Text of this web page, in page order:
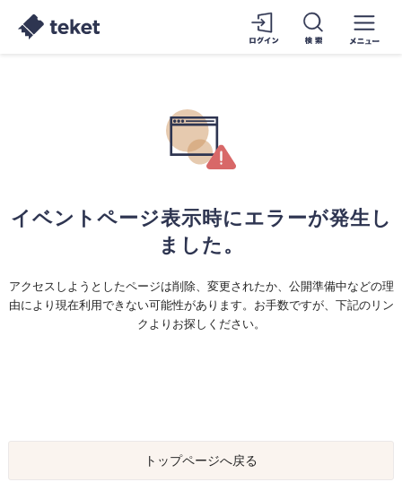
イベントページ表示時にエラーが発生し
ました。
アクセスしようとしたページは削除、変更されたか、公開準備中などの理
由により現在利用できない可能性があります。お手数ですが、下記のリン
クよりお探しください。
トップページへ戻る